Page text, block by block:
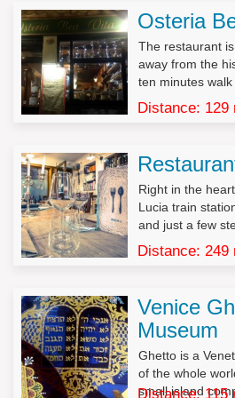
1. L’interessato ha diritto di ottenere
o meno di dati personali che lo
ancora registrati, e la loro
2. L’interessato ha diritto di ottenere
a) dell’origine dei dati personali;
b) delle finalità e modalità del
l’ausilio di strumenti elettronici;
d) degli estremi identificativi del
rappresentante designato ai sensi
e) dei soggetti o delle categorie di
personali possono essere comunicati
conoscenza in qualità di
dello Stato, di responsabili o incaricati.
3. L’interessato ha diritto di ottenere:
a) l’aggiornamento, la rettificazione
interesse, l’integrazione dei dati;
b) la cancellazione, la trasformazione
blocco dei dati trattati in violazione di
cui non è necessaria la
Osteria
The restaurant
away from the
ten minutes walk
Distance: 129
Right in the
Lucia train
and just a few
Distance: 249
Venice
Museum
Ghetto is a
of the whole
small island
Distance: 115